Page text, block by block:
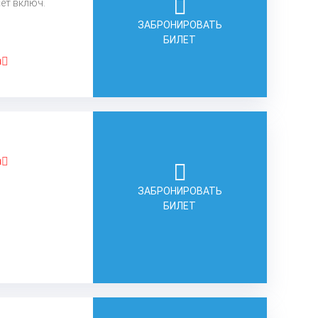
включ.
ЗАБРОНИРОВАТЬ
БИЛЕТ
ЗАБРОНИРОВАТЬ
БИЛЕТ